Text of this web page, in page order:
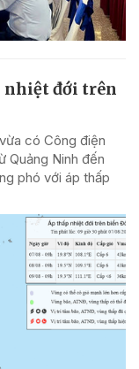
nhiệt đới trên
có Công điện
Quảng Ninh đến
phó với áp thấp